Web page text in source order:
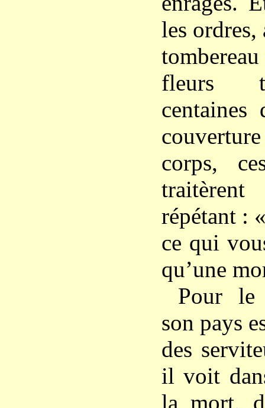
les
fleurs
corps,
répétant :
ce qui
qu’une
Pour le
son pays
des
il voit
la mort,